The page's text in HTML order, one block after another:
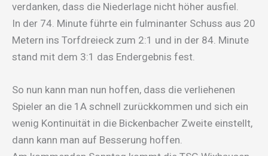
verdanken, dass die Niederlage nicht höher ausfiel.
In der 74. Minute führte ein fulminanter Schuss aus 20
Metern ins Torfdreieck zum 2:1 und in der 84. Minute
stand mit dem 3:1 das Endergebnis fest.
So nun kann man nun hoffen, dass die verliehenen
Spieler an die 1A schnell zurückkommen und sich ein
wenig Kontinuität in die Bickenbacher Zweite einstellt,
dann kann man auf Besserung hoffen.